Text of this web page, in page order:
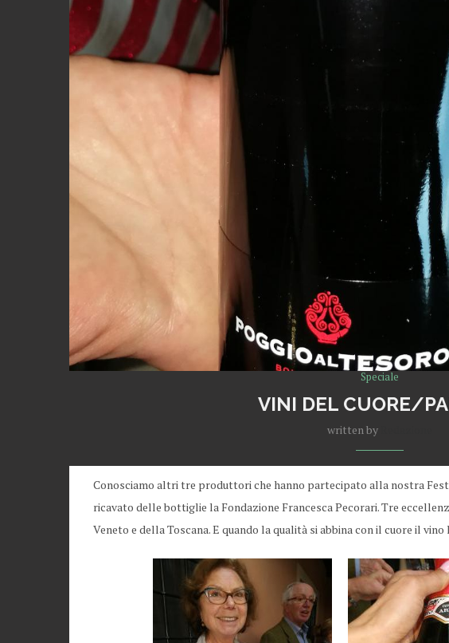
Speciale
VINI DEL CUORE/
written by
Conosciamo altri tre produttori che hanno partecipato alla nostra
ricavato delle bottiglie la Fondazione Francesca Pecorari. Tre
Veneto e della Toscana. E quando la qualità si abbina con il cuore il